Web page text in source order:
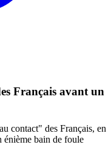
Français avant un
contact" des Français, en
énième bain de foule